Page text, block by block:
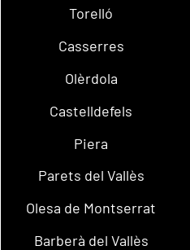
Torelló
Casserres
Olèrdola
Castelldefels
Piera
Parets del Vallès
Olesa de Montserrat
Barberà del Vallès